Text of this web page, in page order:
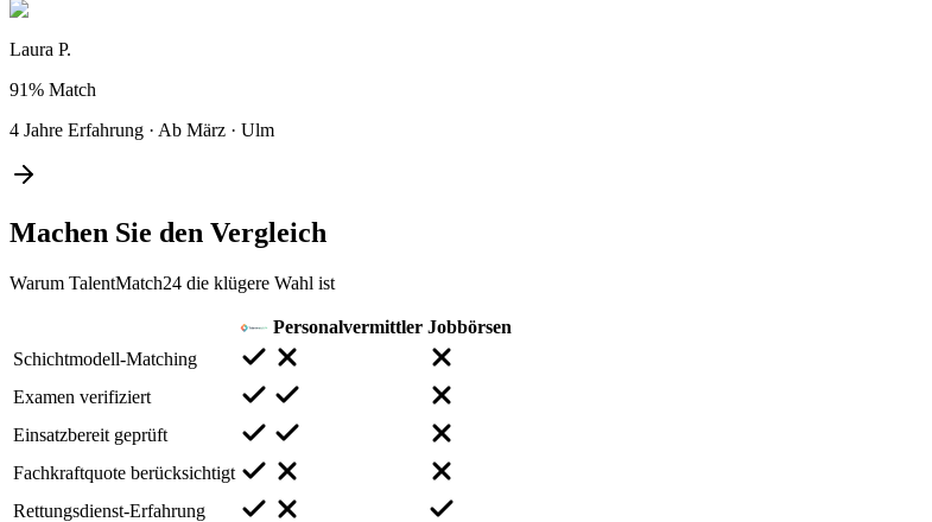
Laura P.
91% Match
4 Jahre Erfahrung · Ab März · Ulm
Machen Sie den Vergleich
Warum TalentMatch24 die klügere Wahl ist
Personalvermittler Jobbörsen
Schichtmodell-Matching
Examen verifiziert
Einsatzbereit geprüft
Fachkraftquote berücksichtigt
Rettungsdienst-Erfahrung